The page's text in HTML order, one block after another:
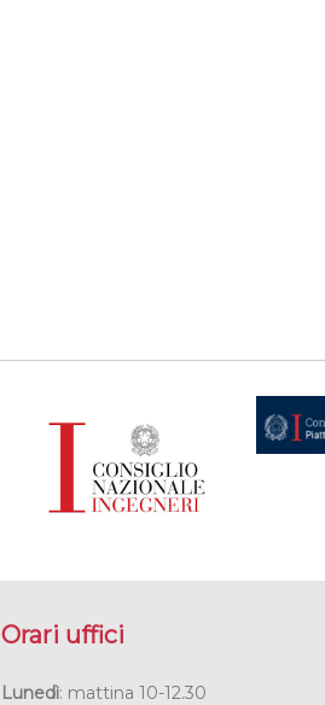
Orari uffici
Lunedì: mattina 10-12.30